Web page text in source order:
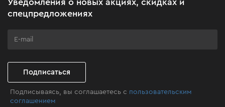
Клуб мастерства
Уведомления о новых акциях, скидках и
спецпредложениях
Подписаться
Подписываясь, вы соглашаетесь с пользовательским
соглашением